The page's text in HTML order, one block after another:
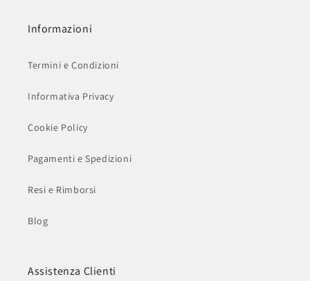
Informazioni
Termini e Condizioni
Informativa Privacy
Cookie Policy
Pagamenti e Spedizioni
Resi e Rimborsi
Blog
Assistenza Clienti